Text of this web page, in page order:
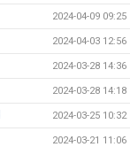
2024-04-09 09:25
2024-04-03 12:56
2024-03-28 14:36
2024-03-28 14:18
2024-03-25 10:32
2024-03-21 11:06